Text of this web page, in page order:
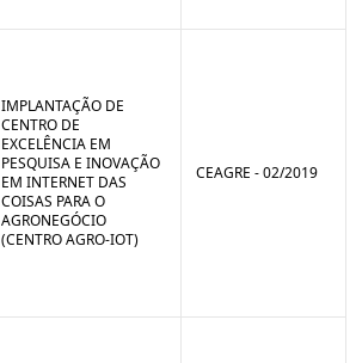
IMPLANTAÇÃO DE
CENTRO DE
EXCELÊNCIA EM
PESQUISA E INOVAÇÃO
EM INTERNET DAS
COISAS PARA O
AGRONEGÓCIO
(CENTRO AGRO-IOT)
CEAGRE - 02/2019